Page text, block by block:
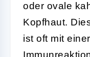
oder ovale
Kopfhaut.
ist oft mit